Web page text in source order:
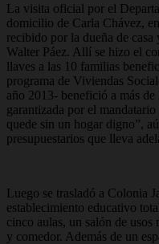
La visita oficial por el
domicilio de Carla Chávez,
recibido por la dueña de
Walter Páez. Allí se hizo el
llaves a las 10 familias
programa de Viviendas
año 2013- benefició a más
garantizada por el
quede sin un hogar digno”,
presupuestarios que lleva
Luego se trasladó a Colonia
establecimiento educativo
cinco aulas, un salón de
y comedor. Además de un